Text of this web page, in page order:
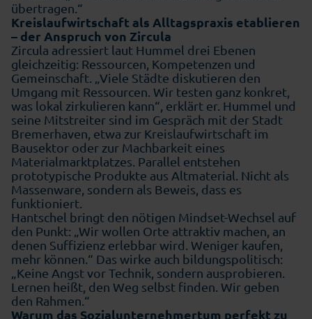
übertragen.“
Kreislaufwirtschaft als Alltagspraxis etablieren
– der Anspruch von Zircula
Zircula adressiert laut Hummel drei Ebenen
gleichzeitig: Ressourcen, Kompetenzen und
Gemeinschaft. „Viele Städte diskutieren den
Umgang mit Ressourcen. Wir testen ganz konkret,
was lokal zirkulieren kann“, erklärt er. Hummel und
seine Mitstreiter sind im Gespräch mit der Stadt
Bremerhaven, etwa zur Kreislaufwirtschaft im
Bausektor oder zur Machbarkeit eines
Materialmarktplatzes. Parallel entstehen
prototypische Produkte aus Altmaterial. Nicht als
Massenware, sondern als Beweis, dass es
funktioniert.
Hantschel bringt den nötigen Mindset-Wechsel auf
den Punkt: „Wir wollen Orte attraktiv machen, an
denen Suffizienz erlebbar wird. Weniger kaufen,
mehr können.“ Das wirke auch bildungspolitisch:
„Keine Angst vor Technik, sondern ausprobieren.
Lernen heißt, den Weg selbst finden. Wir geben
den Rahmen.“
Warum das Sozialunternehmertum perfekt zu